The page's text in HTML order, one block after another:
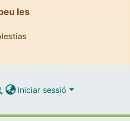
les
Iniciar sessió